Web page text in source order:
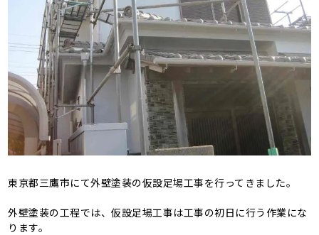
東京都三鷹市にて外壁塗装の仮設足場工事を行ってきました。
外壁塗装の工程では、仮設足場工事は工事の初日に行う作業にな
ります。